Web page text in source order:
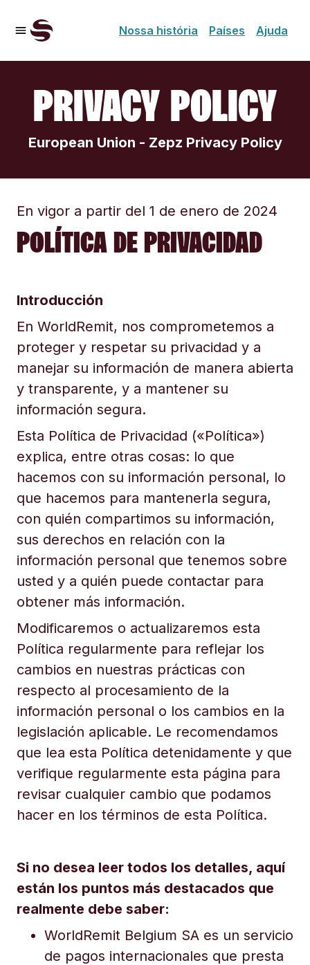
Nossa história Países Ajuda
PRIVACY POLICY
European Union - Zepz Privacy Policy
En vigor a partir del 1 de enero de 2024
POLÍTICA DE PRIVACIDAD
Introducción
En WorldRemit, nos comprometemos a
proteger y respetar su privacidad y a
manejar su información de manera abierta
y transparente, y a mantener su
información segura.
Esta Política de Privacidad («Política»)
explica, entre otras cosas: lo que
hacemos con su información personal, lo
que hacemos para mantenerla segura,
con quién compartimos su información,
sus derechos en relación con la
información personal que tenemos sobre
usted y a quién puede contactar para
obtener más información.
Modificaremos o actualizaremos esta
Política regularmente para reflejar los
cambios en nuestras prácticas con
respecto al procesamiento de la
información personal o los cambios en la
legislación aplicable. Le recomendamos
que lea esta Política detenidamente y que
verifique regularmente esta página para
revisar cualquier cambio que podamos
hacer en los términos de esta Política.
Si no desea leer todos los detalles, aquí
están los puntos más destacados que
realmente debe saber:
WorldRemit Belgium SA es un servicio
de pagos internacionales que presta